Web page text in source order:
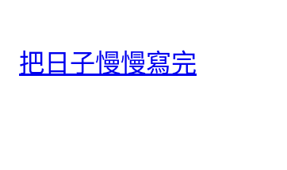
把日子慢慢寫完